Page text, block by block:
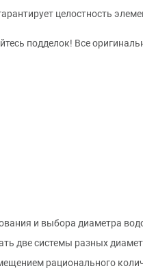
целостность
подделок! Все
и выбора диаметра
две системы разных
рационального